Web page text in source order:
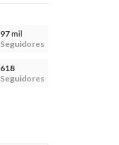
97 mil
Seguidores
618
Seguidores